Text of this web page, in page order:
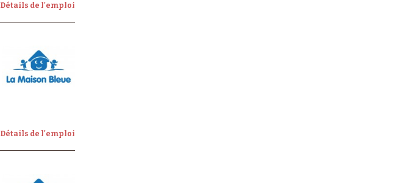
Détails de l'emploi
Détails de l'emploi